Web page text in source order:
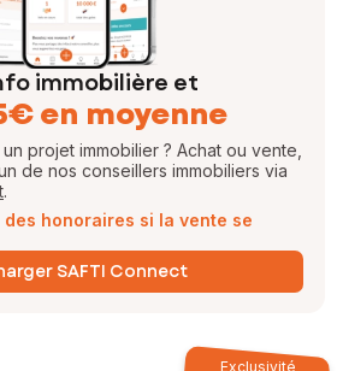
immobilière et
en moyenne
projet immobilier ? Achat ou vente,
de nos conseillers immobiliers via
.
des honoraires si la vente se
SAFTI Connect
Exclusivité